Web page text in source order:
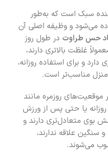
سبک است که به‌طور
می‌شود و وظیفه اصلی آن
حس طراوت در طول روز
غلظت بالاتری دارند،
و برای استفاده روزانه،
منزل مناسب‌تر است.
موقعیت‌های روزمره مانند
یا حتی پس از ورزش
بوی متعادل‌تری دارند و
سنگین علاقه ندارند،
می‌شوند.